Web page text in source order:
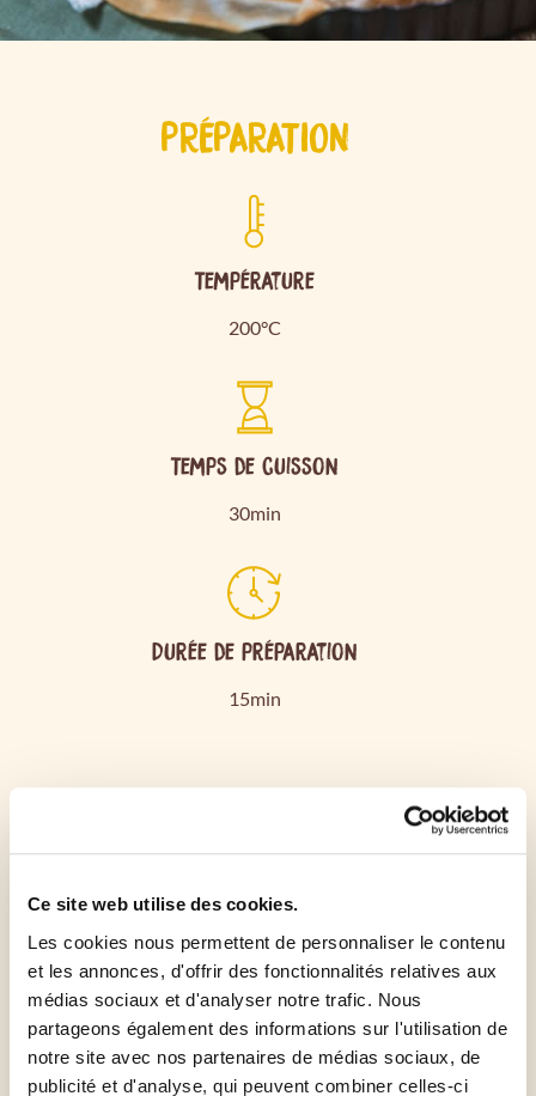
Ce site web utilise des cookies.
Les cookies nous permettent de personnaliser le contenu
et les annonces, d'offrir des fonctionnalités relatives aux
médias sociaux et d'analyser notre trafic. Nous
partageons également des informations sur l'utilisation de
notre site avec nos partenaires de médias sociaux, de
publicité et d'analyse, qui peuvent combiner celles-ci
PRÉPARATION
Température
200°C
Temps de cuisson
30min
Durée de préparation
15min
Couper en rondelles les tomates et les courgettes.
Les disposer dans le moule.
Saupoudrer d'herbes de provence et d'un filet